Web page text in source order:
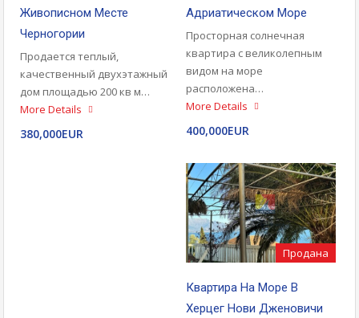
Живописном Месте
Черногории
Продается теплый,
качественный двухэтажный
дом площадью 200 кв м…
More Details
380,000EUR
Адриатическом Море
Просторная солнечная
квартира с великолепным
видом на море
расположена…
More Details
400,000EUR
Продана
Квартира На Море В
Херцег Нови Дженовичи